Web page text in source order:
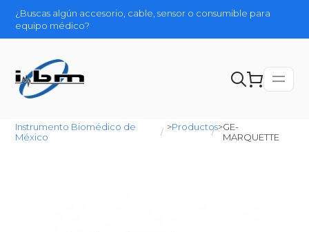
¿Buscas algún accesorio, cable, sensor o consumible para
equipo médico?
Instrumento Biomédico de
México
>Productos>GE-
MARQUETTE